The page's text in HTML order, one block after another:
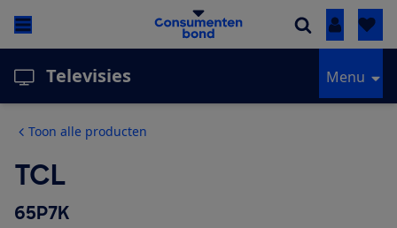
Inloggen
Televisies Menu
Toon alle producten
TCL
65P7K